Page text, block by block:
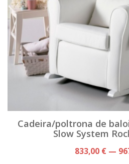
Cadeira/poltrona de
Slow System
833,00 € —